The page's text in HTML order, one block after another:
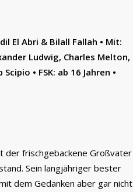
El Abri & Bilall Fallah • Mit:
Ludwig, Charles Melton,
• FSK: ab 16 Jahren •
der frischgebackene Großvater
Sein langjähriger bester
dem Gedanken aber gar nicht